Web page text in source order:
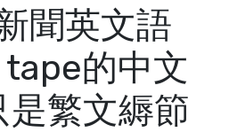
聞英文語
的中文
是繁文縟節